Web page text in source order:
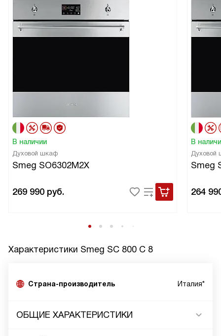
В наличии
Духовой шкаф
Smeg SO6302M2X
269 990 руб.
В
Духовой
Smeg
264
Характеристики Smeg SC 800 C 8
Страна-производитель Италия*
ОБЩИЕ ХАРАКТЕРИСТИКИ